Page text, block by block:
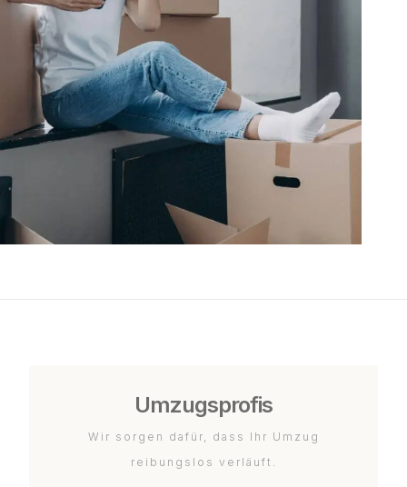
Umzugsprofis
Wir sorgen dafür, dass Ihr Umzug
reibungslos verläuft.